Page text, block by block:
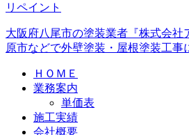
大阪府八尾市の塗装業者『株式会社
原市などで外壁塗装・屋根塗装工事
ＨＯＭＥ
業務案内
単価表
施工実績
会社概要